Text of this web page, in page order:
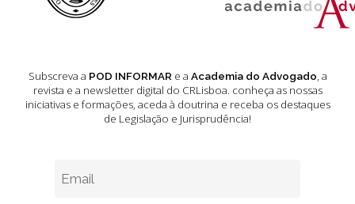
Assessoria
Jurídica
Subscreva a POD INFORMARe a Academia do Advogado, a
revista e a newsletter digital do CRLisboa. conheça as nossas
iniciativas e formações, aceda à doutrina e receba os destaques
de Legislação e Jurisprudência!